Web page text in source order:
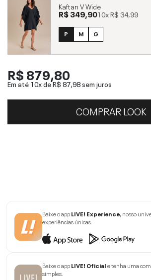
Kaftan V Wide
R$ 349,9010xR$ 34,99
P M G
R$ 879,80
Em até 10x deR$ 87,98sem juros
COMPRAR LOOK
Baixe o appLIVE! Experience , nosso
experiências únicas.
Baixe o appLIVE! Oficiale tenha uma
simples.